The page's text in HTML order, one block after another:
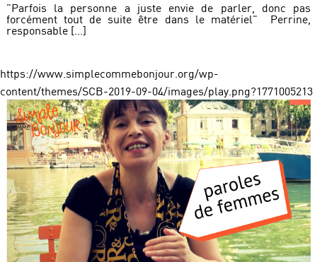
"Parfois la personne a juste envie de parler, donc pas
forcément tout de suite être dans le matériel" Perrine,
responsable [...]
https://www.simplecommebonjour.org/wp-
content/themes/SCB-2019-09-04/images/play.png?1771005213